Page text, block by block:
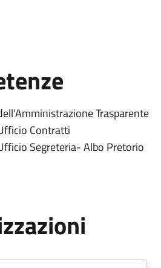
Trasparente
Contratti
Segreteria- Albo Pretorio